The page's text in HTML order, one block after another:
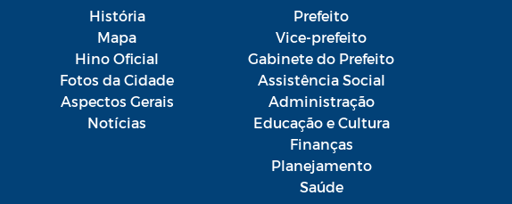
História
Mapa
Hino Oficial
Fotos da Cidade
Aspectos Gerais
Notícias
Prefeito
Vice-prefeito
Gabinete do Prefeito
Assistência Social
Administração
Educação e Cultura
Finanças
Planejamento
Saúde